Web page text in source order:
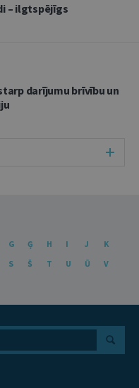
– ilgtspējīgs
darījumu brīvību un
G Ģ H I J
K
S Š T U Ū
V